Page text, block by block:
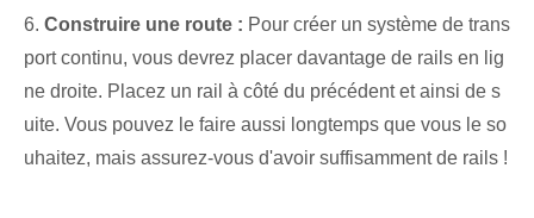
6. Construire une route : Pour créer un système de trans
port continu, vous devrez placer davantage de rails en lig
ne droite. Placez un rail à côté du précédent et ainsi de s
uite. Vous pouvez le faire aussi longtemps que vous le so
uhaitez, mais assurez-vous d'avoir suffisamment de rails !